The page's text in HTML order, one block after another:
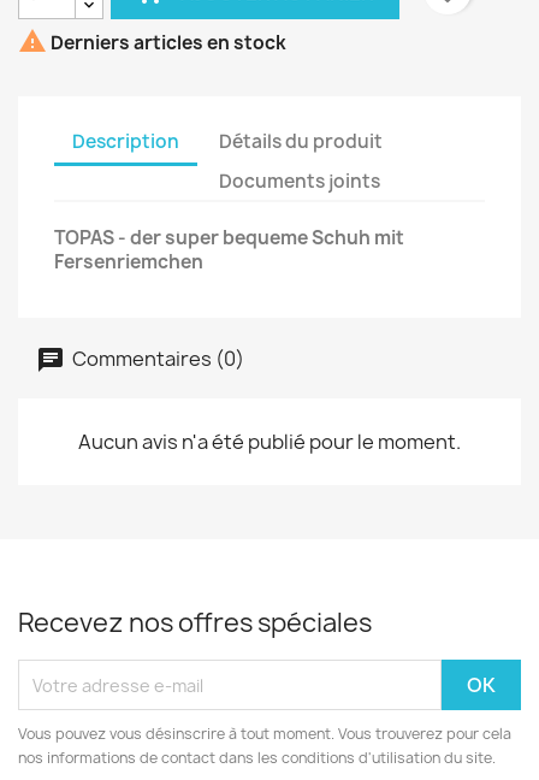
 Derniers articles en stock
Description
Détails du produit
Documents joints
TOPAS - der super bequeme Schuh mit
Fersenriemchen
Commentaires (0)
Aucun avis n'a été publié pour le moment.
Recevez nos offres spéciales
Vous pouvez vous désinscrire à tout moment. Vous trouverez pour cela
nos informations de contact dans les conditions d'utilisation du site.